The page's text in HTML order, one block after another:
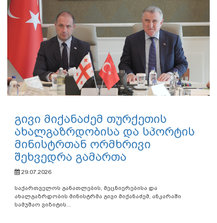
გივი მიქანაძემ თურქეთის
ახალგაზრდობისა და სპორტის
მინისტრთან ორმხრივი
შეხვედრა გამართა
29.07.2026
საქართველოს განათლების, მეცნიერებისა და
ახალგაზრდობის მინისტრმა გივი მიქანაძემ, ანკარაში
სამუშაო ვიზიტის...